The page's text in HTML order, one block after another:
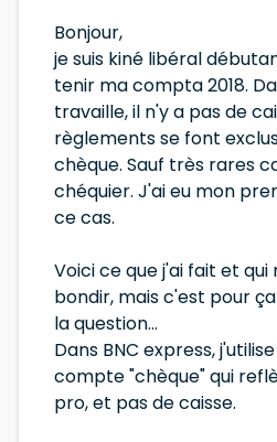
Bonjour,
je suis kiné libéral
tenir ma compta 2018.
travaille, il n'y a pas de
règlements se font
chèque. Sauf très rares
chéquier. J'ai eu mon
ce cas.
Voici ce que j'ai fait et qui
bondir, mais c'est pour
la question...
Dans BNC express,
compte "chèque" qui
pro, et pas de caisse.